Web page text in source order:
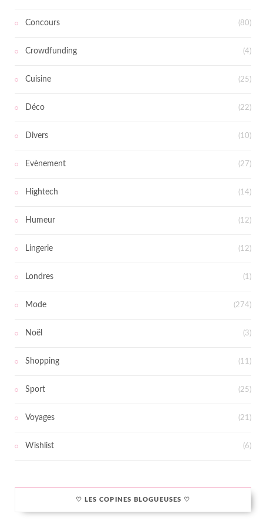
Concours (80)
Crowdfunding (4)
Cuisine (25)
Déco (22)
Divers (10)
Evènement (27)
Hightech (14)
Humeur (12)
Lingerie (12)
Londres (1)
Mode (274)
Noël (3)
Shopping (11)
Sport (25)
Voyages (21)
Wishlist (6)
♡ LES COPINES BLOGUEUSES ♡